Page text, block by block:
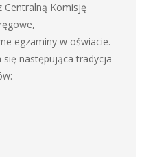
Centralną Komisję
egzaminy w oświacie.
się następująca tradycja